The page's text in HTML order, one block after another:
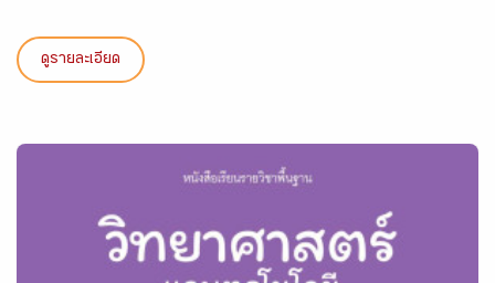
ดูรายละเอียด